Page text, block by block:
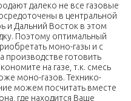
далеко не все газовые
в центральной
и Дальний Восток в этом
Поэтому оптимальный
моно-газы и с
производстве готовить
на газе, т.к. смесь
моно-газов. Технико-
можем посчитать вместе
где находится Ваше